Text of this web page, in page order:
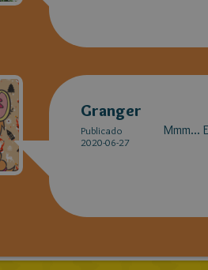
Granger
Publicado
2020-06-27
Mmm...